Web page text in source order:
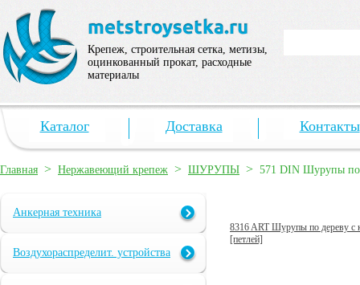
Крепеж, строительная сетка, метизы,
оцинкованный прокат, расходные
материалы
Каталог Доставка Контакты
Главная > Нержавеющий крепеж > ШУРУПЫ > 571 DIN Шурупы по
Анкерная техника
Воздухораспределит. устройства
8316 ART Шурупы по дереву с
[петлей]